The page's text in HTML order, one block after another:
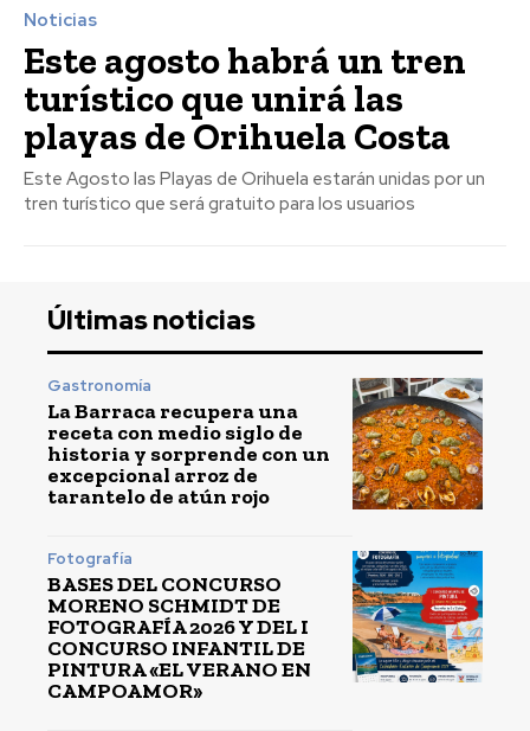
Noticias
Este agosto habrá un tren
turístico que unirá las
playas de Orihuela Costa
Este Agosto las Playas de Orihuela estarán unidas por un
tren turístico que será gratuito para los usuarios
Últimas noticias
Gastronomía
La Barraca recupera una
receta con medio siglo de
historia y sorprende con un
excepcional arroz de
tarantelo de atún rojo
Fotografía
BASES DEL CONCURSO
MORENO SCHMIDT DE
FOTOGRAFÍA 2026 Y DEL I
CONCURSO INFANTIL DE
PINTURA «EL VERANO EN
CAMPOAMOR»